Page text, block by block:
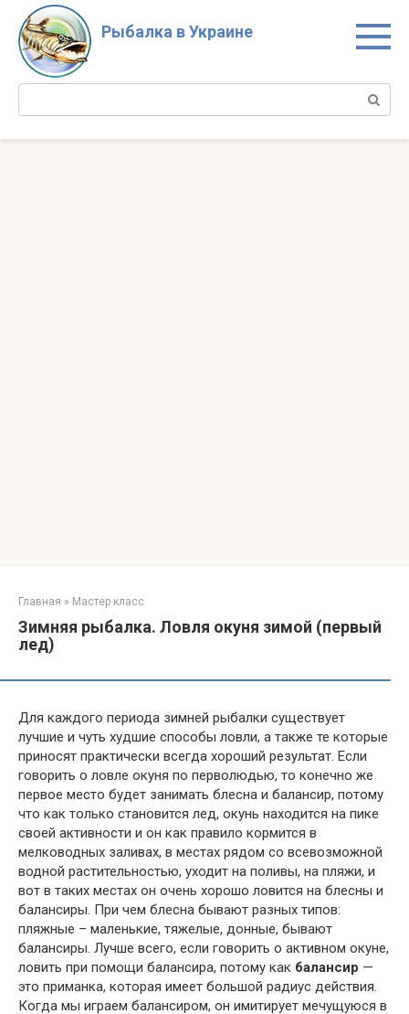
Перейти
контенту
Рыбалка в Украине
Главная » Мастер класс
Зимняя рыбалка. Ловля окуня зимой (первый
лед)
Для каждого периода зимней рыбалки существует
лучшие и чуть худшие способы ловли, а также те которые
приносят практически всегда хороший результат. Если
говорить о ловле окуня по перволюдью, то конечно же
первое место будет занимать блесна и балансир, потому
что как только становится лед, окунь находится на пике
своей активности и он как правило кормится в
мелководных заливах, в местах рядом со всевозможной
водной растительностью, уходит на поливы, на пляжи, и
вот в таких местах он очень хорошо ловится на блесны и
балансиры. При чем блесна бывают разных типов:
пляжные – маленькие, тяжелые, донные, бывают
балансиры. Лучше всего, если говорить о активном окуне,
ловить при помощи балансира, потому как балансир —
это приманка, которая имеет большой радиус действия.
Когда мы играем балансиром, он имитирует мечущуюся в